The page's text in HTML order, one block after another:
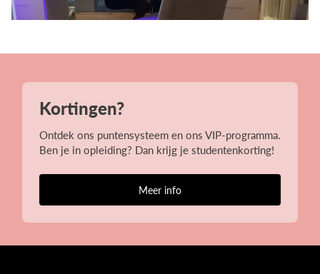
Kortingen?
Ontdek ons puntensysteem en ons VIP-programma.
Ben je in opleiding? Dan krijg je studentenkorting!
Meer info